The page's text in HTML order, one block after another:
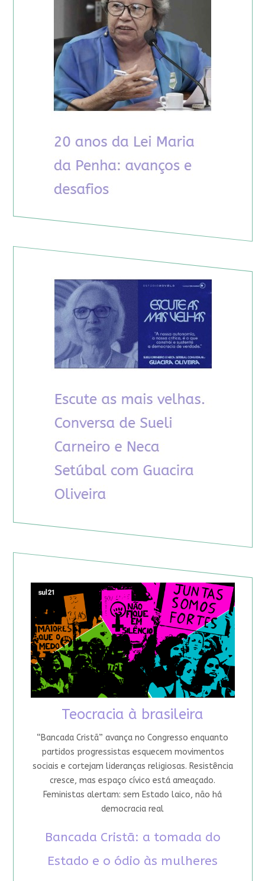
Teocracia à brasileira
“Bancada Cristã” avança no Congresso enquanto
partidos progressistas esquecem movimentos
sociais e cortejam lideranças religiosas. Resistência
cresce, mas espaço cívico está ameaçado.
Feministas alertam: sem Estado laico, não há
democracia real
Bancada Cristã: a tomada do
Estado e o ódio às mulheres